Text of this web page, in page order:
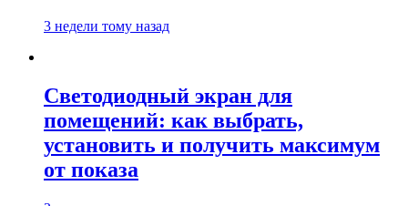
3 недели тому назад
Светодиодный экран для
помещений: как выбрать,
установить и получить максимум
от показа